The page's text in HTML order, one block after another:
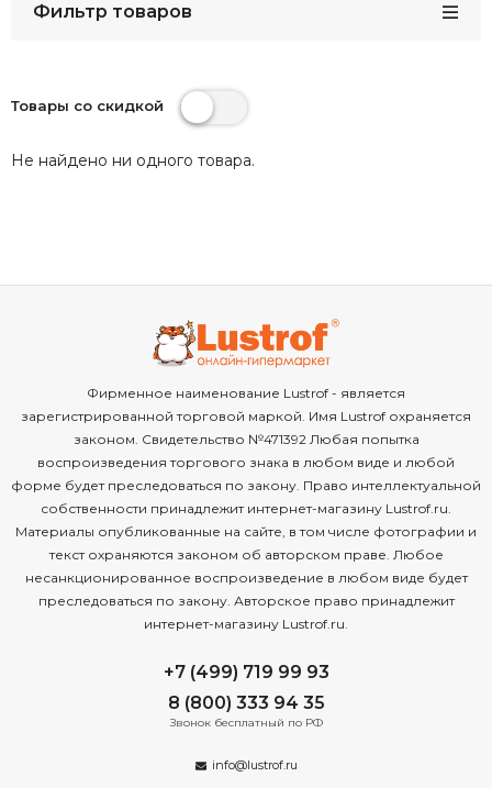
Фильтр товаров
Товары со скидкой
Не найдено ни одного товара.
Фирменное наименование Lustrof - является
зарегистрированной торговой маркой. Имя Lustrof охраняется
законом. Свидетельство №471392 Любая попытка
воспроизведения торгового знака в любом виде и любой
форме будет преследоваться по закону. Право интеллектуальной
собственности принадлежит интернет-магазину Lustrof.ru.
Материалы опубликованные на сайте, в том числе фотографии и
текст охраняются законом об авторском праве. Любое
несанкционированное воспроизведение в любом виде будет
преследоваться по закону. Авторское право принадлежит
интернет-магазину Lustrof.ru.
+7 (499) 719 99 93
8 (800) 333 94 35
Звонок бесплатный по РФ
info@lustrof.ru